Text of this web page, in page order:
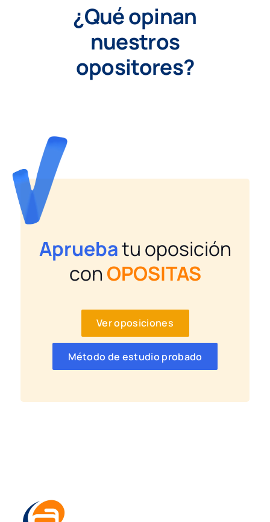
¿Qué opinan
nuestros
opositores?
Apruebatu oposición
con OPOSITAS
Ver oposiciones
Método de estudio probado